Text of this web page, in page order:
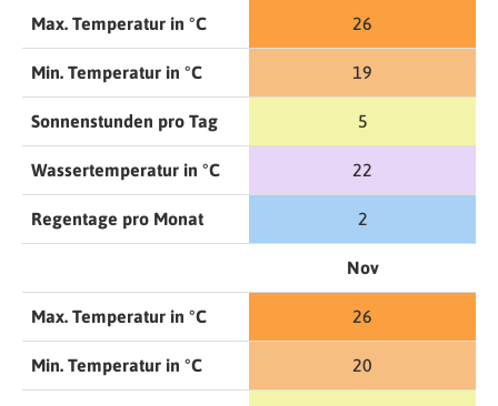
Max. Temperatur in °C 26
Min. Temperatur in °C 19
Sonnenstunden pro Tag 5
Wassertemperatur in °C 22
Regentage pro Monat 2
Nov
Max. Temperatur in °C 26
Min. Temperatur in °C 20